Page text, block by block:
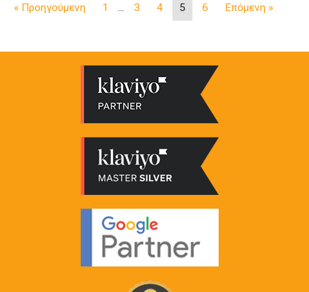
« Προηγούμενη 1 ... 3 4 5 6 Επόμενη »